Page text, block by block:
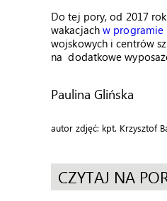
Do tej pory, od 2017
wakacjach w programie
wojskowych i centrów
na dodatkowe
Paulina Glińska
autor zdjęć: kpt. Krzysztof
CZYTAJ NA